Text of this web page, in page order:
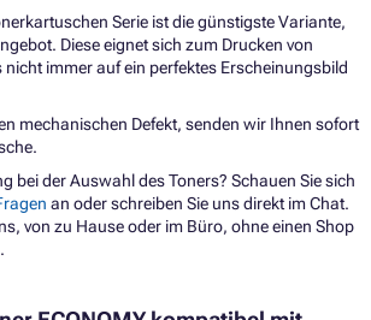
Serie ist die günstigste Variante,
Diese eignet sich zum Drucken von
nicht immer auf ein perfektes Erscheinungsbild
mechanischen Defekt, senden wir Ihnen sofort
bei der Auswahl des Toners? Schauen Sie sich
an oder schreiben Sie uns direkt im Chat.
von zu Hause oder im Büro, ohne einen Shop